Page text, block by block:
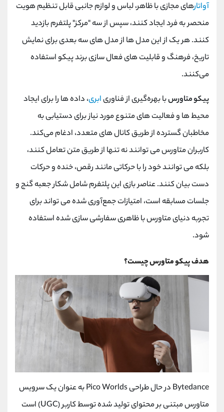
آواتارهای مجازی با ظاهر، لباس و لوازم جانبی قابل تنظیم هویت
منحصر به فرد ایجاد کنند، سپس از سه "مرکز" پلتفرم بازدید
کنند. هر یک از این مدل‌ ها از مدل ‌های سه بعدی برای نمایش
تاریخ، فرهنگ و قابلیت ‌های فعال ‌سازی برند پیکو استفاده
می‌کنند.
پیکو متاورسبا بهره‌گیری از فناوریابری، داده ‌ها را برای ایجاد
محیط ‌ها و فعالیت‌ های متنوع مورد نیاز برای دستیابی به
مخاطبان گسترده از طریق کانال ‌های متعدد، ادغام می‌کند.
کاربران متاورس می توانند نه تنها از طریق متن تعامل کنند،
بلکه می توانند خود را با حرکاتی مانند رقص، خنده و حرکات
دست بیان کنند. عناصر باز‌ی این پلتفرم شامل شکار جعبه گنج و
جلسات مسابقه است، امتیازات جمع‌آوری ‌شده می‌ تواند برای
تجربه دنیای متاورس با ظاهری سفارشی ‌سازی شده استفاده
شود.
هدف پیکو متاورس چیست؟
Bytedance در حال طراحی Pico Worlds به عنوان یک سرویس
متاورس مبتنی بر محتوای تولید شده توسط کاربر (UGC) است